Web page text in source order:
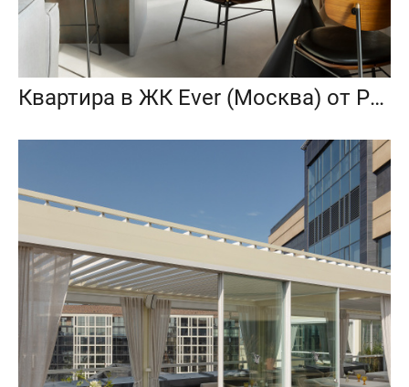
Квартира в ЖК Ever (Москва) от Project P